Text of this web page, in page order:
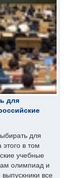
для
для
в том
учебные
олимпиад и
выпускники все